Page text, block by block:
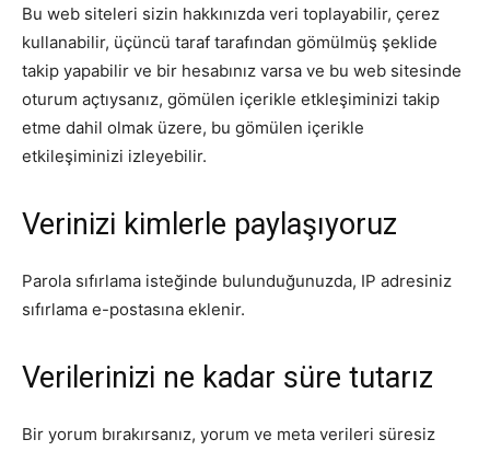
Bu web siteleri sizin hakkınızda veri toplayabilir, çerez
kullanabilir, üçüncü taraf tarafından gömülmüş şeklide
takip yapabilir ve bir hesabınız varsa ve bu web sitesinde
oturum açtıysanız, gömülen içerikle etkleşiminizi takip
etme dahil olmak üzere, bu gömülen içerikle
etkileşiminizi izleyebilir.
Verinizi kimlerle paylaşıyoruz
Parola sıfırlama isteğinde bulunduğunuzda, IP adresiniz
sıfırlama e-postasına eklenir.
Verilerinizi ne kadar süre tutarız
Bir yorum bırakırsanız, yorum ve meta verileri süresiz